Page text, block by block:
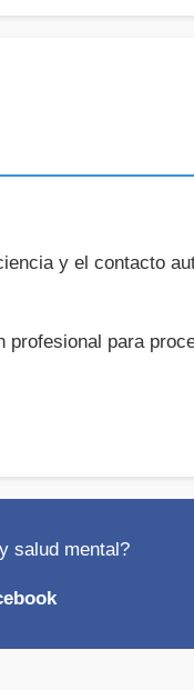
y el contacto
para
salud mental?